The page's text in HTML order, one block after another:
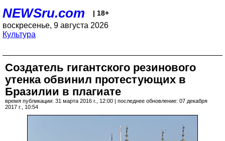
NEWSru.com | 18+
воскресенье, 9 августа 2026
Культура
Создатель гигантского резинового
утенка обвинил протестующих в
Бразилии в плагиате
время публикации: 31 марта 2016 г., 12:00 | последнее обновление: 07 декабря
2017 г., 10:54